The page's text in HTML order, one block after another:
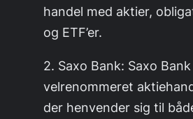
handel med aktier,
og ETF’er.
2. Saxo Bank: Saxo
velrenommeret
der henvender sig til